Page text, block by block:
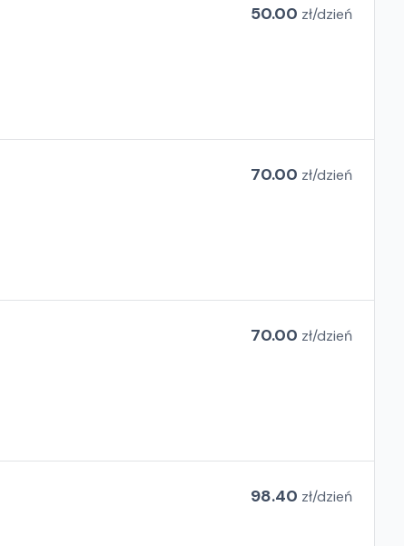
50.00 zł/dzień
70.00 zł/dzień
70.00 zł/dzień
98.40 zł/dzień